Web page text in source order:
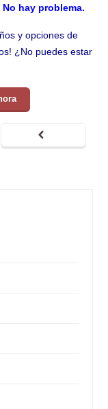
hay problema.
y opciones de
¿No puedes estar